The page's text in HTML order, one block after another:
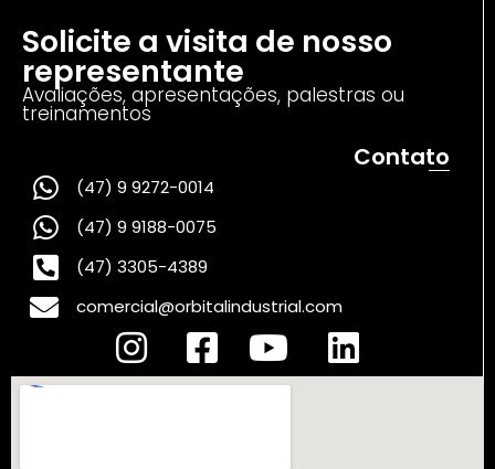
Solicite a visita de nosso
representante
Avaliações, apresentações, palestras ou
treinamentos
Contato
(47) 9 9272-0014
(47) 9 9188-0075
(47) 3305-4389
comercial@orbitalindustrial.com